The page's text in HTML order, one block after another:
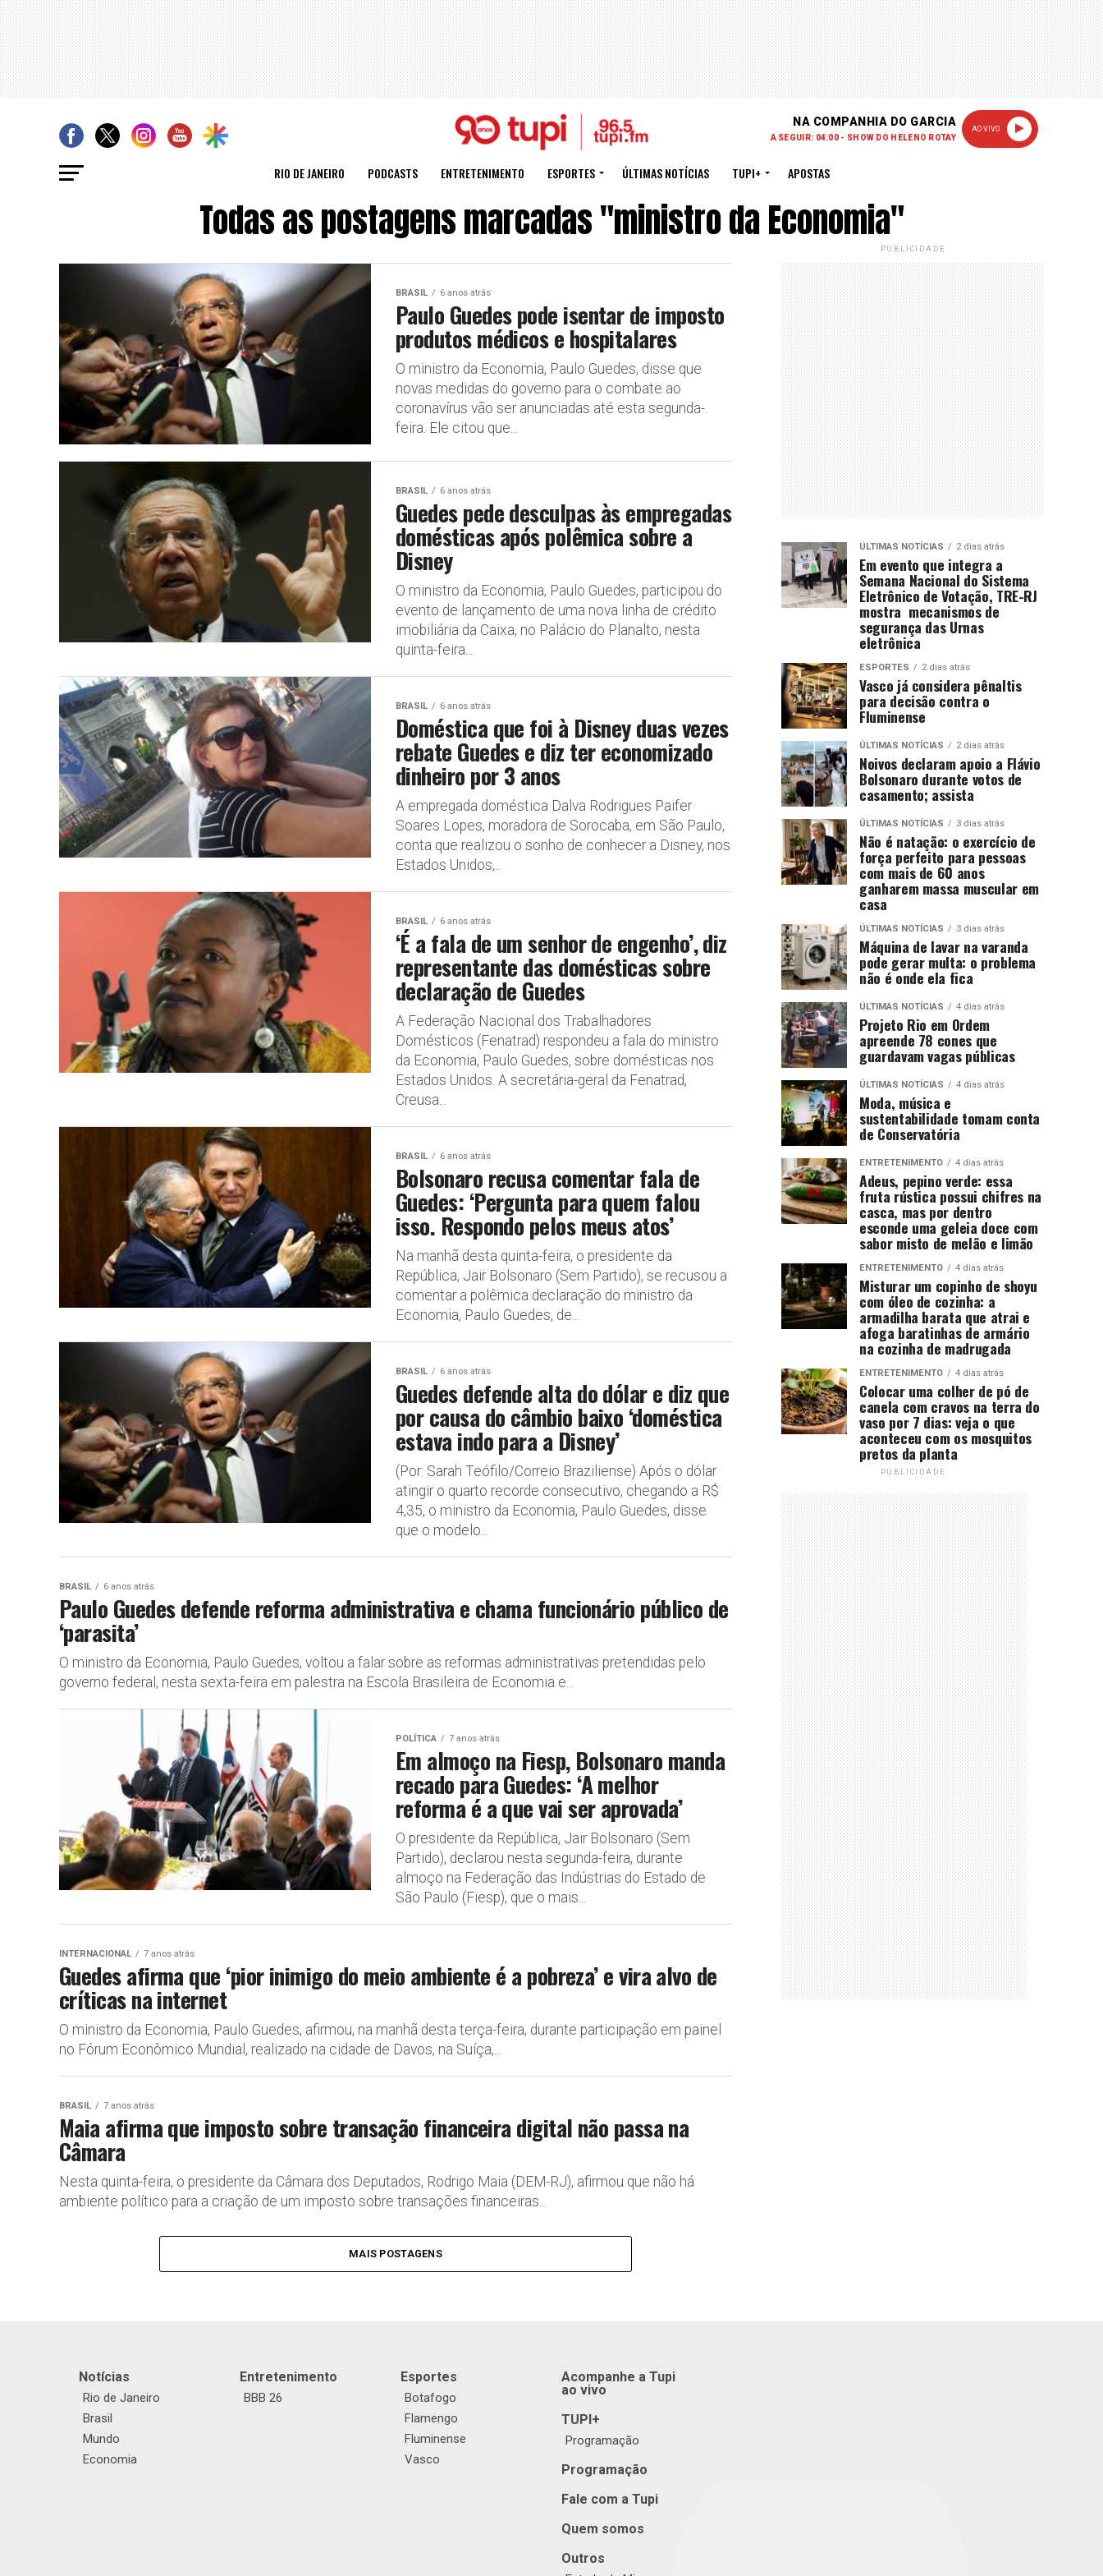
NA COMPANHIA DO GARCIA
A SEGUIR: 04:00 - SHOW DO HELENO ROTAY
AO VIVO
RIO DE JANEIRO PODCASTS ENTRETENIMENTO ESPORTES ÚLTIMAS NOTÍCIAS TUPI+ APOSTAS
Todas as postagens marcadas "ministro da Economia"
BRASIL 6 anos atrás
Paulo Guedes pode isentar de imposto
produtos médicos e hospitalares
O ministro da Economia, Paulo Guedes, disse que
novas medidas do governo para o combate ao
coronavírus vão ser anunciadas até esta segunda-
feira. Ele citou que...
BRASIL 6 anos atrás
Guedes pede desculpas às empregadas
domésticas após polêmica sobre a
Disney
O ministro da Economia, Paulo Guedes, participou do
evento de lançamento de uma nova linha de crédito
imobiliária da Caixa, no Palácio do Planalto, nesta
quinta-feira....
BRASIL 6 anos atrás
Doméstica que foi à Disney duas vezes
rebate Guedes e diz ter economizado
dinheiro por 3 anos
A empregada doméstica Dalva Rodrigues Paifer
Soares Lopes, moradora de Sorocaba, em São Paulo,
conta que realizou o sonho de conhecer a Disney, nos
Estados Unidos,...
BRASIL 6 anos atrás
‘É a fala de um senhor de engenho’, diz
representante das domésticas sobre
declaração de Guedes
A Federação Nacional dos Trabalhadores
Domésticos (Fenatrad) respondeu a fala do ministro
da Economia, Paulo Guedes, sobre domésticas nos
Estados Unidos. A secretária-geral da Fenatrad,
Creusa...
BRASIL 6 anos atrás
Bolsonaro recusa comentar fala de
Guedes: ‘Pergunta para quem falou
isso. Respondo pelos meus atos’
Na manhã desta quinta-feira, o presidente da
República, Jair Bolsonaro (Sem Partido), se recusou a
comentar a polêmica declaração do ministro da
Economia, Paulo Guedes, de...
BRASIL 6 anos atrás
Guedes defende alta do dólar e diz que
por causa do câmbio baixo ‘doméstica
estava indo para a Disney’
(Por: Sarah Teófilo/Correio Braziliense) Após o dólar
atingir o quarto recorde consecutivo, chegando a R$
4,35, o ministro da Economia, Paulo Guedes, disse
que o modelo...
BRASIL 6 anos atrás
Paulo Guedes defende reforma administrativa e chama funcionário público de
‘parasita’
O ministro da Economia, Paulo Guedes, voltou a falar sobre as reformas administrativas pretendidas pelo
governo federal, nesta sexta-feira em palestra na Escola Brasileira de Economia e...
POLÍTICA 7 anos atrás
Em almoço na Fiesp, Bolsonaro manda
recado para Guedes: ‘A melhor
reforma é a que vai ser aprovada’
O presidente da República, Jair Bolsonaro (Sem
Partido), declarou nesta segunda-feira, durante
almoço na Federação das Indústrias do Estado de
São Paulo (Fiesp), que o mais...
INTERNACIONAL 7 anos atrás
Guedes afirma que ‘pior inimigo do meio ambiente é a pobreza’ e vira alvo de
críticas na internet
O ministro da Economia, Paulo Guedes, afirmou, na manhã desta terça-feira, durante participação em painel
no Fórum Econômico Mundial, realizado na cidade de Davos, na Suíça,...
BRASIL 7 anos atrás
Maia afirma que imposto sobre transação financeira digital não passa na
Câmara
Nesta quinta-feira, o presidente da Câmara dos Deputados, Rodrigo Maia (DEM-RJ), afirmou que não há
ambiente político para a criação de um imposto sobre transações financeiras...
MAIS POSTAGENS
PUBLICIDADE
ÚLTIMAS NOTÍCIAS 2 dias atrás
Em evento que integra a
Semana Nacional do Sistema
Eletrônico de Votação, TRE-RJ
mostra mecanismos de
segurança das Urnas
eletrônica
ESPORTES 2 dias atrás
Vasco já considera pênaltis
para decisão contra o
Fluminense
ÚLTIMAS NOTÍCIAS 2 dias atrás
Noivos declaram apoio a Flávio
Bolsonaro durante votos de
casamento; assista
ÚLTIMAS NOTÍCIAS 3 dias atrás
Não é natação: o exercício de
força perfeito para pessoas
com mais de 60 anos
ganharem massa muscular em
casa
ÚLTIMAS NOTÍCIAS 3 dias atrás
Máquina de lavar na varanda
pode gerar multa: o problema
não é onde ela fica
ÚLTIMAS NOTÍCIAS 4 dias atrás
Projeto Rio em Ordem
apreende 78 cones que
guardavam vagas públicas
ÚLTIMAS NOTÍCIAS 4 dias atrás
Moda, música e
sustentabilidade tomam conta
de Conservatória
ENTRETENIMENTO 4 dias atrás
Adeus, pepino verde: essa
fruta rústica possui chifres na
casca, mas por dentro
esconde uma geleia doce com
sabor misto de melão e limão
ENTRETENIMENTO 4 dias atrás
Misturar um copinho de shoyu
com óleo de cozinha: a
armadilha barata que atrai e
afoga baratinhas de armário
na cozinha de madrugada
ENTRETENIMENTO 4 dias atrás
Colocar uma colher de pó de
canela com cravos na terra do
vaso por 7 dias: veja o que
aconteceu com os mosquitos
pretos da planta
PUBLICIDADE
Notícias
Rio de Janeiro
Brasil
Mundo
Economia
Entretenimento
BBB 26
Esportes
Botafogo
Flamengo
Fluminense
Vasco
Acompanhe a Tupi
ao vivo
TUPI+
Programação
Programação
Fale com a Tupi
Quem somos
Outros